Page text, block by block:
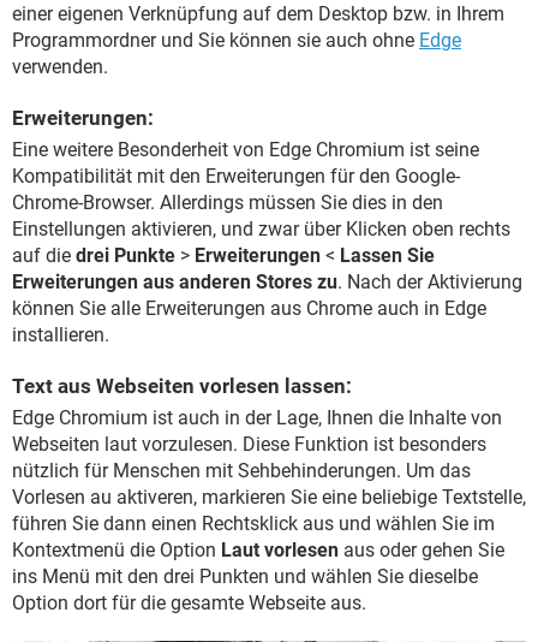
einer eigenen Verknüpfung auf dem Desktop bzw. in Ihrem
Programmordner und Sie können sie auch ohne Edge
verwenden.
Erweiterungen:
Eine weitere Besonderheit von Edge Chromium ist seine
Kompatibilität mit den Erweiterungen für den Google-
Chrome-Browser. Allerdings müssen Sie dies in den
Einstellungen aktivieren, und zwar über Klicken oben rechts
auf die drei Punkte > Erweiterungen < Lassen Sie
Erweiterungen aus anderen Stores zu. Nach der Aktivierung
können Sie alle Erweiterungen aus Chrome auch in Edge
installieren.
Text aus Webseiten vorlesen lassen:
Edge Chromium ist auch in der Lage, Ihnen die Inhalte von
Webseiten laut vorzulesen. Diese Funktion ist besonders
nützlich für Menschen mit Sehbehinderungen. Um das
Vorlesen au aktiveren, markieren Sie eine beliebige Textstelle,
führen Sie dann einen Rechtsklick aus und wählen Sie im
Kontextmenü die Option Laut vorlesen aus oder gehen Sie
ins Menü mit den drei Punkten und wählen Sie dieselbe
Option dort für die gesamte Webseite aus.